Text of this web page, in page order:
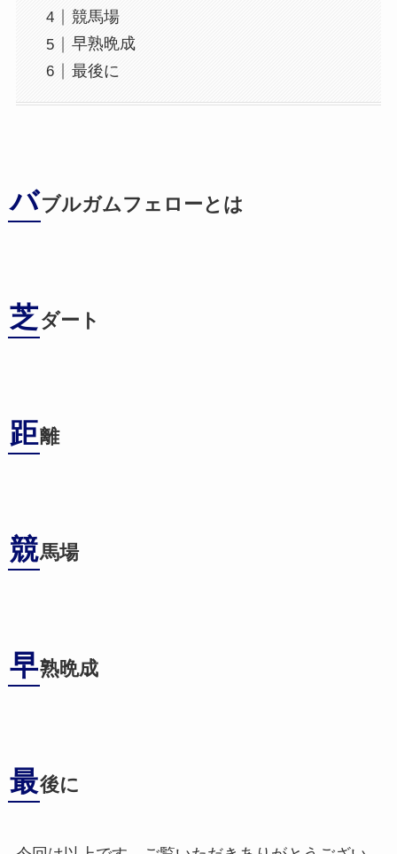
競馬場
早熟晩成
最後に
バブルガムフェローとは
芝ダート
距離
競馬場
早熟晩成
最後に